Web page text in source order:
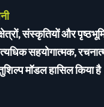
संस्कृतियों और
सहयोगात्मक,
मॉडल हासिल किया